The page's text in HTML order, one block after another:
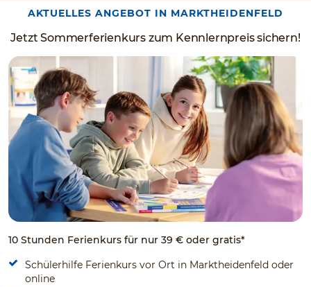
AKTUELLES ANGEBOT IN MARKTHEIDENFELD
Jetzt Sommerferienkurs zum Kennlernpreis sichern!
10 Stunden Ferienkurs für nur 39 € oder gratis*
Schülerhilfe Ferienkurs vor Ort in Marktheidenfeld oder
online